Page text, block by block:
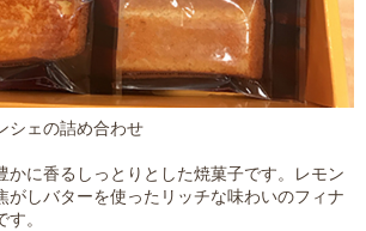
シェの詰め合わせ
かに香るしっとりとした焼菓子です。レモン
がしバターを使ったリッチな味わいのフィナ
。